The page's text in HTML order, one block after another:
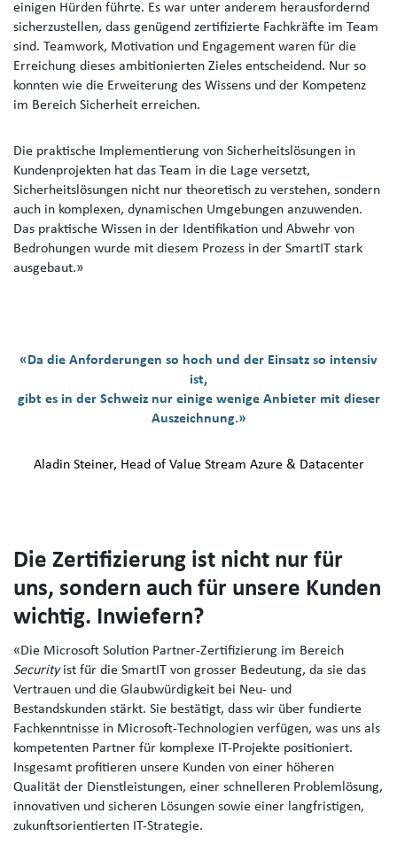
einigen Hürden führte. Es war unter anderem herausfordernd
sicherzustellen, dass genügend zertifizierte Fachkräfte im Team
sind. Teamwork, Motivation und Engagement waren für die
Erreichung dieses ambitionierten Zieles entscheidend. Nur so
konnten wie die Erweiterung des Wissens und der Kompetenz
im Bereich Sicherheit erreichen.
Die praktische Implementierung von Sicherheitslösungen in
Kundenprojekten hat das Team in die Lage versetzt,
Sicherheitslösungen nicht nur theoretisch zu verstehen, sondern
auch in komplexen, dynamischen Umgebungen anzuwenden.
Das praktische Wissen in der Identifikation und Abwehr von
Bedrohungen wurde mit diesem Prozess in der SmartIT stark
ausgebaut.»
«Da die Anforderungen so hoch und der Einsatz so intensiv
ist,
gibt es in der Schweiz nur einige wenige Anbieter mit dieser
Auszeichnung.»
Aladin Steiner, Head of Value Stream Azure & Datacenter
Die Zertifizierung ist nicht nur für
uns, sondern auch für unsere Kunden
wichtig. Inwiefern?
«Die Microsoft Solution Partner-Zertifizierung im Bereich
Securityist für die SmartIT von grosser Bedeutung, da sie das
Vertrauen und die Glaubwürdigkeit bei Neu- und
Bestandskunden stärkt. Sie bestätigt, dass wir über fundierte
Fachkenntnisse in Microsoft-Technologien verfügen, was uns als
kompetenten Partner für komplexe IT-Projekte positioniert.
Insgesamt profitieren unsere Kunden von einer höheren
Qualität der Dienstleistungen, einer schnelleren Problemlösung,
innovativen und sicheren Lösungen sowie einer langfristigen,
zukunftsorientierten IT-Strategie.